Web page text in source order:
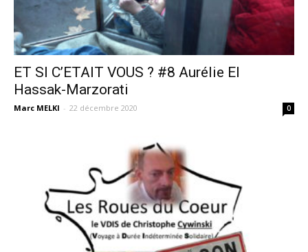
ET SI C’ETAIT VOUS ? #8 Aurélie El
Hassak-Marzorati
Marc MELKI - 22 décembre 2020 0